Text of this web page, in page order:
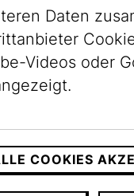
Daten
Videos oder
COOKIES